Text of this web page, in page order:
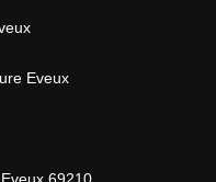
Eveux
69210